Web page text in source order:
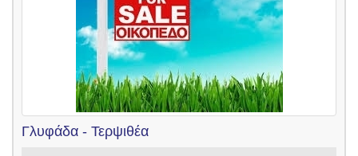
Γλυφάδα - Τερψιθέα